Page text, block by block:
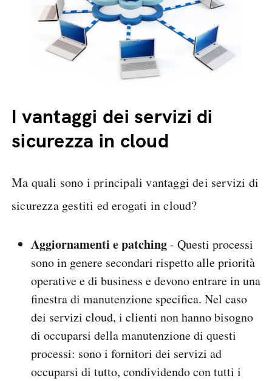
I vantaggi dei servizi di
sicurezza in cloud
Ma quali sono i principali vantaggi dei servizi di
sicurezza gestiti ed erogati in cloud?
Aggiornamenti e patching- Questi processi
sono in genere secondari rispetto alle priorità
operative e di business e devono entrare in una
finestra di manutenzione specifica. Nel caso
dei servizi cloud, i clienti non hanno bisogno
di occuparsi della manutenzione di questi
processi: sono i fornitori dei servizi ad
occuparsi di tutto, condividendo con tutti i